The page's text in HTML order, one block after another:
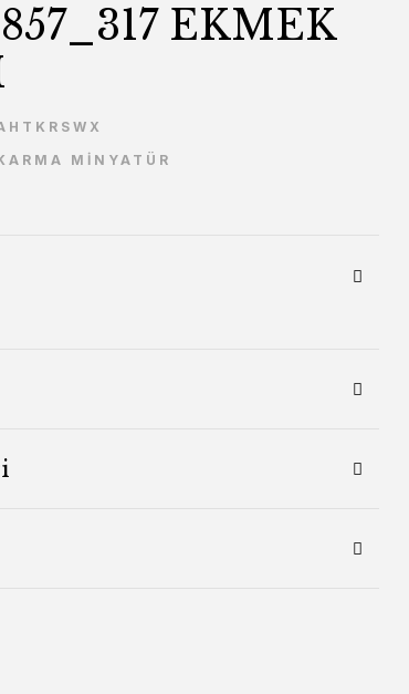
EKMEK
MİNYATÜR